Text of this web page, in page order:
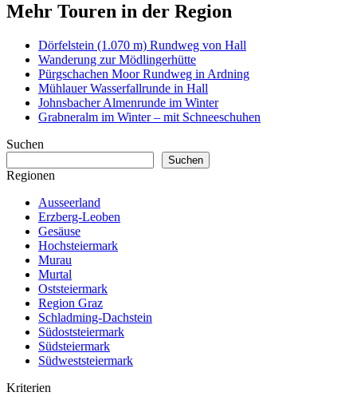
Mehr Touren in der Region
Dörfelstein (1.070 m) Rundweg von Hall
Wanderung zur Mödlingerhütte
Pürgschachen Moor Rundweg in Ardning
Mühlauer Wasserfallrunde in Hall
Johnsbacher Almenrunde im Winter
Grabneralm im Winter – mit Schneeschuhen
Suchen
Suchen
Regionen
Ausseerland
Erzberg-Leoben
Gesäuse
Hochsteiermark
Murau
Murtal
Oststeiermark
Region Graz
Schladming-Dachstein
Südoststeiermark
Südsteiermark
Südweststeiermark
Kriterien